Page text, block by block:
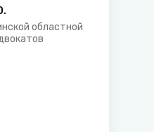
лицу
областной